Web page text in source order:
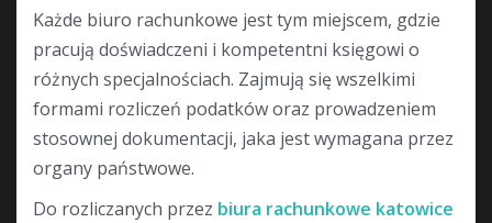
Każde biuro rachunkowe jest tym miejscem, gdzie
pracują doświadczeni i kompetentni księgowi o
różnych specjalnościach. Zajmują się wszelkimi
formami rozliczeń podatków oraz prowadzeniem
stosownej dokumentacji, jaka jest wymagana przez
organy państwowe.
Do rozliczanych przez biura rachunkowe katowice